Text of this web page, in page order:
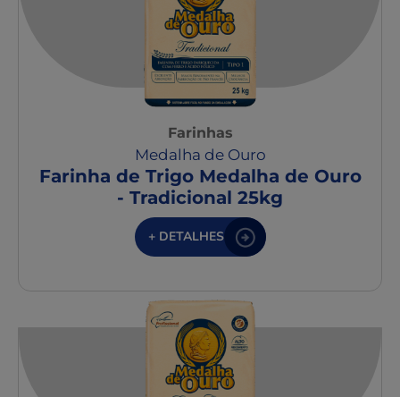
Farinhas
Medalha de Ouro
Farinha de Trigo Medalha de Ouro
- Tradicional 25kg
+ DETALHES